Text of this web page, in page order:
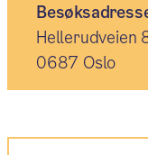
Hellerudveien
0687 Oslo